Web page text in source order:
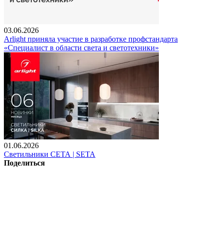
03.06.2026
Arlight приняла участие в разработке профстандарта
«Специалист в области света и светотехники»
01.06.2026
Светильники СЕТА | SETA
Поделиться